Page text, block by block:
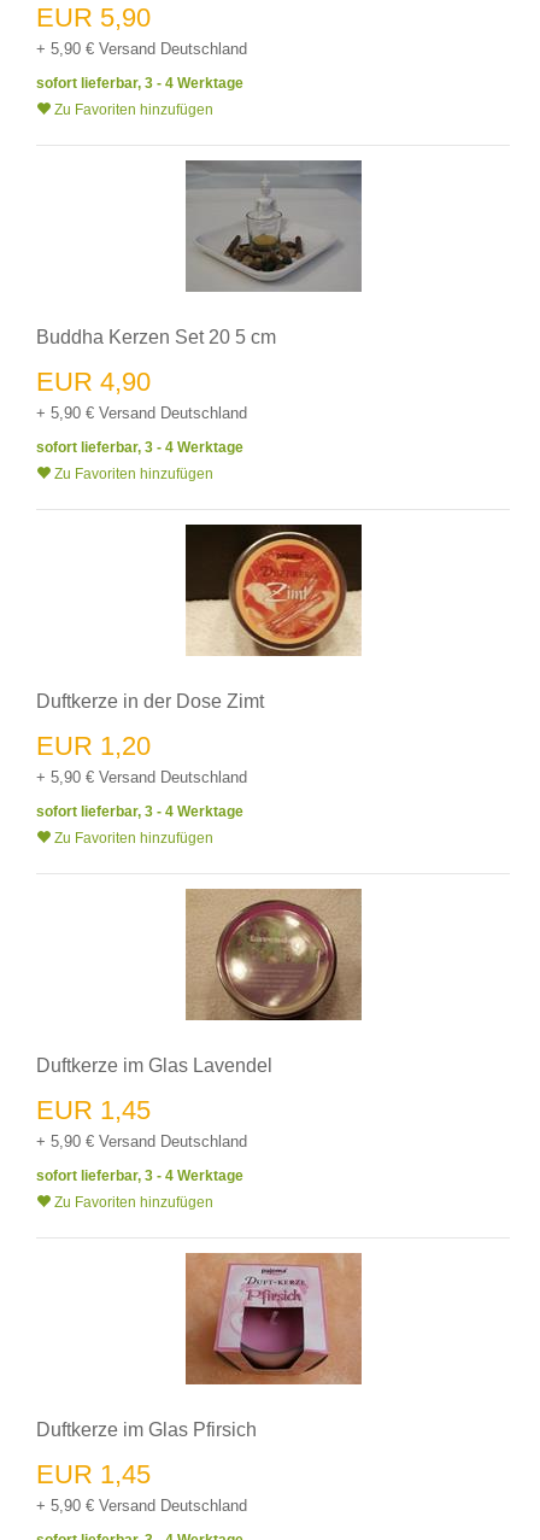
EUR 5,90
+ 5,90 € Versand Deutschland
sofort lieferbar, 3 - 4 Werktage
Zu Favoriten hinzufügen
Buddha Kerzen Set 20 5 cm
EUR 4,90
+ 5,90 € Versand Deutschland
sofort lieferbar, 3 - 4 Werktage
Zu Favoriten hinzufügen
Duftkerze in der Dose Zimt
EUR 1,20
+ 5,90 € Versand Deutschland
sofort lieferbar, 3 - 4 Werktage
Zu Favoriten hinzufügen
Duftkerze im Glas Lavendel
EUR 1,45
+ 5,90 € Versand Deutschland
sofort lieferbar, 3 - 4 Werktage
Zu Favoriten hinzufügen
Duftkerze im Glas Pfirsich
EUR 1,45
+ 5,90 € Versand Deutschland